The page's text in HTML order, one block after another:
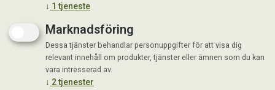
↓ 1 tjeneste
Marknadsföring
Dessa tjänster behandlar personuppgifter för att visa dig
relevant innehåll om produkter, tjänster eller ämnen som du kan
vara intresserad av.
↓ 2tjenester